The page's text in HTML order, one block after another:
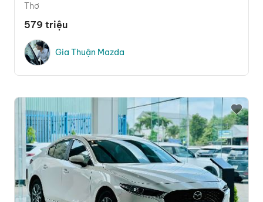
Thơ
579 triệu
Gia Thuận Mazda